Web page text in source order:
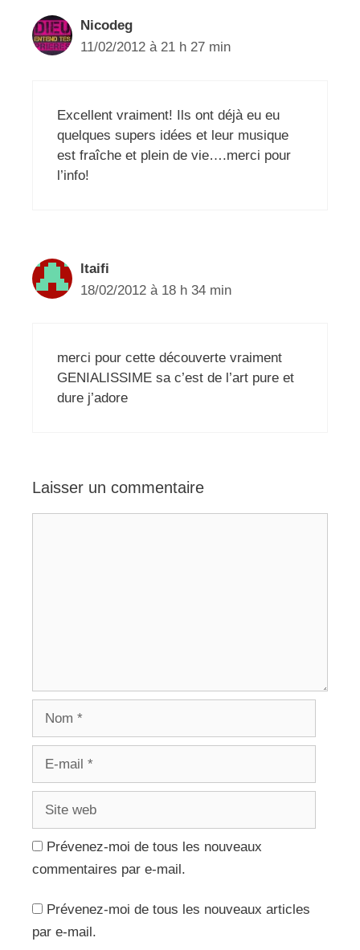
Nicodeg
11/02/2012 à 21 h 27 min
Excellent vraiment! Ils ont déjà eu eu
quelques supers idées et leur musique
est fraîche et plein de vie….merci pour
l’info!
ltaifi
18/02/2012 à 18 h 34 min
merci pour cette découverte vraiment
GENIALISSIME sa c’est de l’art pure et
dure j’adore
Laisser un commentaire
Prévenez-moi de tous les nouveaux
commentaires par e-mail.
Prévenez-moi de tous les nouveaux articles
par e-mail.